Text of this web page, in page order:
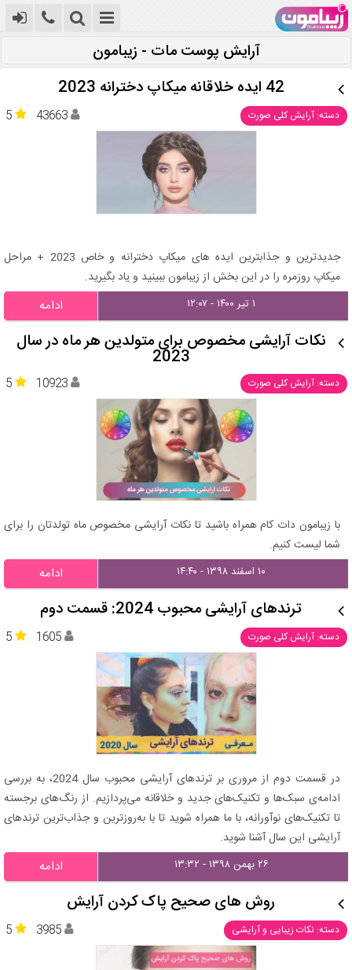
آرایش پوست مات - زیبامون
42 ایده خلاقانه میکاپ دخترانه 2023
دسته: آرایش کلی صورت 5 43663
جدیدترین و جذابترین ایده های میکاپ دخترانه و خاص 2023 + مراحل
میکاپ روزمره را در این بخش از زیبامون ببینید و یاد بگیرید.
۱ تیر ۱۴۰۰ - ۱۲:۰۷ ادامه
نکات آرایشی مخصوص برای متولدین هر ماه در سال
2023
دسته: آرایش کلی صورت 5 10923
با زیبامون دات کام همراه باشید تا نکات آرایشی مخصوص ماه تولدتان را برای
شما لیست کنیم.
۱۰ اسفند ۱۳۹۸ - ۱۴:۴۰ ادامه
ترندهای آرایشی محبوب 2024: قسمت دوم
دسته: آرایش کلی صورت 5 1605
در قسمت دوم از مروری بر ترندهای آرایشی محبوب سال 2024، به بررسی
ادامه‌ی سبک‌ها و تکنیک‌های جدید و خلاقانه می‌پردازیم. از رنگ‌های برجسته
تا تکنیک‌های نوآورانه، با ما همراه شوید تا با به‌روزترین و جذاب‌ترین ترندهای
آرایشی این سال آشنا شوید.
۲۶ بهمن ۱۳۹۸ - ۱۳:۳۲ ادامه
روش های صحیح پاک کردن آرایش
دسته: نکات زیبایی و آرایشی 5 3985